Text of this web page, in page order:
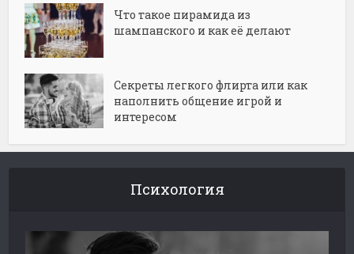
Что такое пирамида из
шампанского и как её делают
Секреты легкого флирта или как
наполнить общение игрой и
интересом
Психология